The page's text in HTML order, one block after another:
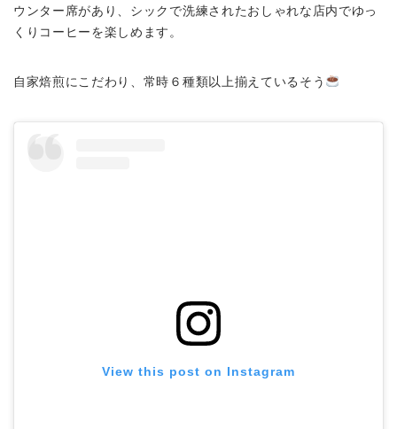
ウンター席があり、シックで洗練されたおしゃれな店内でゆっ
くりコーヒーを楽しめます。
自家焙煎にこだわり、常時６種類以上揃えているそう
View this post on Instagram